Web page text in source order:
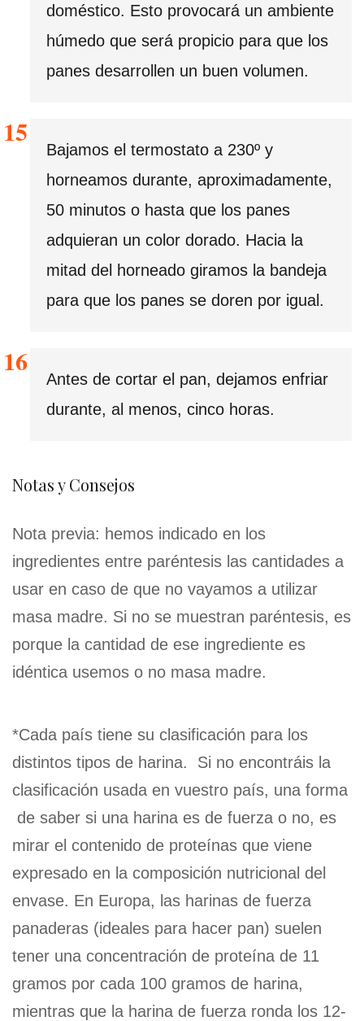
doméstico. Esto provocará un ambiente
húmedo que será propicio para que los
panes desarrollen un buen volumen.
Bajamos el termostato a 230º y
horneamos durante, aproximadamente,
50 minutos o hasta que los panes
adquieran un color dorado. Hacia la
mitad del horneado giramos la bandeja
para que los panes se doren por igual.
Antes de cortar el pan, dejamos enfriar
durante, al menos, cinco horas.
Notas y Consejos
Nota previa: hemos indicado en los
ingredientes entre paréntesis las cantidades a
usar en caso de que no vayamos a utilizar
masa madre. Si no se muestran paréntesis, es
porque la cantidad de ese ingrediente es
idéntica usemos o no masa madre.
*Cada país tiene su clasificación para los
distintos tipos de harina. Si no encontráis la
clasificación usada en vuestro país, una forma
de saber si una harina es de fuerza o no, es
mirar el contenido de proteínas que viene
expresado en la composición nutricional del
envase. En Europa, las harinas de fuerza
panaderas (ideales para hacer pan) suelen
tener una concentración de proteína de 11
gramos por cada 100 gramos de harina,
mientras que la harina de fuerza ronda los 12-